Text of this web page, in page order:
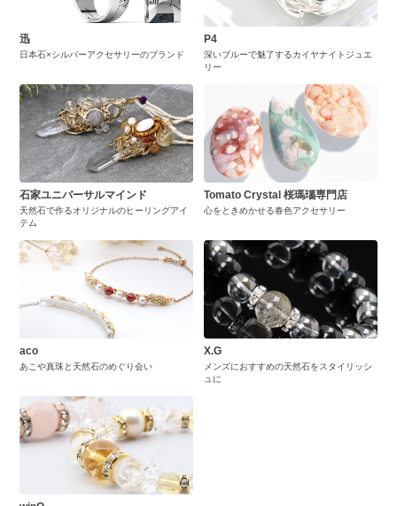
迅
日本石×シルバーアクセサリーのブランド
P4
深いブルーで魅了するカイヤナイトジュエ
リー
石家ユニバーサルマインド
天然石で作るオリジナルのヒーリングアイ
テム
Tomato Crystal 桜瑪瑙専門店
心をときめかせる春色アクセサリー
aco
あこや真珠と天然石のめぐり会い
X.G
メンズにおすすめの天然石をスタイリッシ
ュに